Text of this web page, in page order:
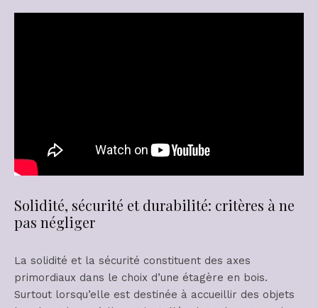
Solidité, sécurité et durabilité: critères à ne
pas négliger
La solidité et la sécurité constituent des axes
primordiaux dans le choix d’une étagère en bois.
Surtout lorsqu’elle est destinée à accueillir des objets